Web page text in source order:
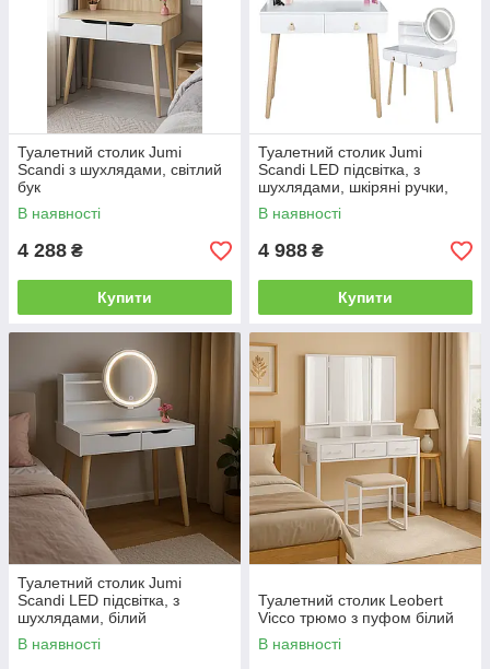
Туалетний столик Jumi
Scandi з шухлядами, світлий
бук
В наявності
4 288 ₴
Купити
Туалетний столик Jumi
Scandi LED підсвітка, з
шухлядами, шкіряні ручки,
білий
В наявності
4 988 ₴
Купити
Туалетний столик Jumi
Scandi LED підсвітка, з
шухлядами, білий
В наявності
Туалетний столик Leobert
Vicco трюмо з пуфом білий
В наявності